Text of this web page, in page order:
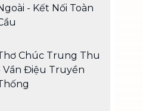
- Kết Nối Toàn
Chúc Trung Thu
Vần Điệu Truyền